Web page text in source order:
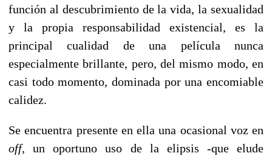
función al descubrimiento de la vida, la sexualidad
y la propia responsabilidad existencial, es la
principal cualidad de una película nunca
especialmente brillante, pero, del mismo modo, en
casi todo momento, dominada por una encomiable
calidez.
Se encuentra presente en ella una ocasional voz en
off, un oportuno uso de la elipsis -que elude